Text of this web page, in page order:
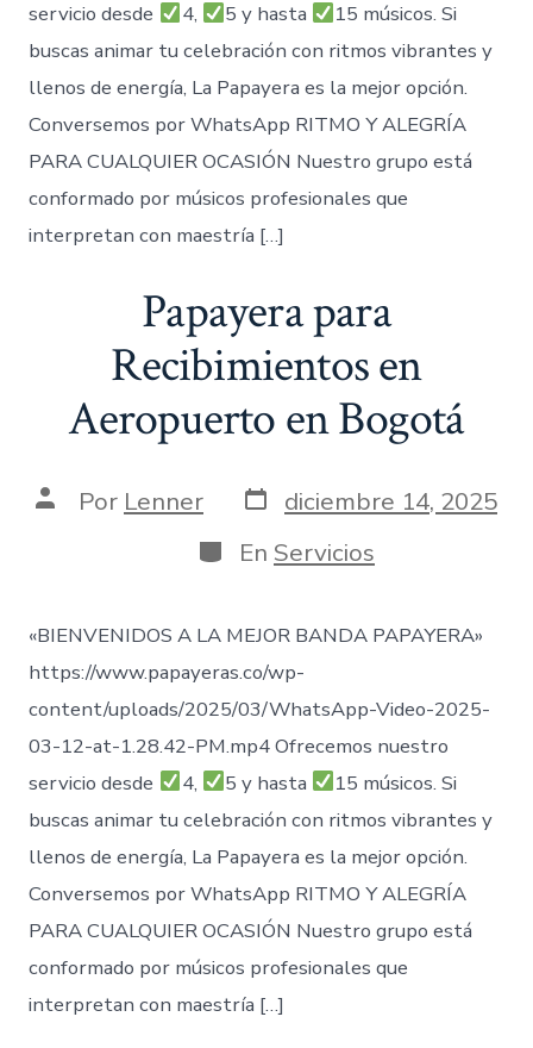
servicio desde
4, 5 y hasta
15 músicos. Si
buscas animar tu celebración con ritmos vibrantes y
llenos de energía, La Papayera es la mejor opción.
Conversemos por WhatsApp RITMO Y ALEGRÍA
PARA CUALQUIER OCASIÓN Nuestro grupo está
conformado por músicos profesionales que
interpretan con maestría […]
Papayera para
Recibimientos en
Aeropuerto en Bogotá
AutorPor Lenner Fecha
de
publicación
diciembre 14, 2025
Categorías
En Servicios
«BIENVENIDOS A LA MEJOR BANDA PAPAYERA»
https://www.papayeras.co/wp-
content/uploads/2025/03/WhatsApp-Video-2025-
03-12-at-1.28.42-PM.mp4 Ofrecemos nuestro
servicio desde
4, 5 y hasta
15 músicos. Si
buscas animar tu celebración con ritmos vibrantes y
llenos de energía, La Papayera es la mejor opción.
Conversemos por WhatsApp RITMO Y ALEGRÍA
PARA CUALQUIER OCASIÓN Nuestro grupo está
conformado por músicos profesionales que
interpretan con maestría […]